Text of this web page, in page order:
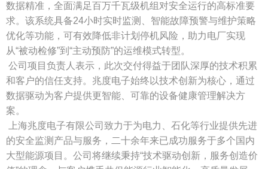
数据精准，全面满足百万千瓦级机组对安全运行的高标准要
求。该系统具备24小时实时监测、智能故障预警与维护策略
优化等功能，可有效降低非计划停机风险，助力电厂实现
从“被动检修”到“主动预防”的运维模式转型。
公司项目负责人表示，此次交付得益于团队深厚的技术积累
和客户的信任支持。兆度电子始终以技术创新为核心，通过
数据驱动为客户提供更智能、可靠的设备健康管理解决方
案。
上海兆度电子有限公司致力于为电力、石化等行业提供先进
的安全监测产品与服务，二十余年来已成功服务于多个国内
大型能源项目。公司将继续秉持“技术驱动创新，服务创造价